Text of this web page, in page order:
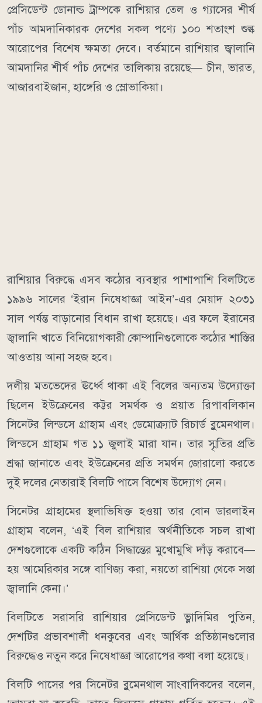
প্রেসিডেন্ট ডোনাল্ড ট্রাম্পকে রাশিয়ার তেল ও গ্যাসের শীর্ষ
পাঁচ আমদানিকারক দেশের সকল পণ্যে ১০০ শতাংশ শুল্ক
আরোপের বিশেষ ক্ষমতা দেবে। বর্তমানে রাশিয়ার জ্বালানি
আমদানির শীর্ষ পাঁচ দেশের তালিকায় রয়েছে— চীন, ভারত,
আজারবাইজান, হাঙ্গেরি ও স্লোভাকিয়া।
রাশিয়ার বিরুদ্ধে এসব কঠোর ব্যবস্থার পাশাপাশি বিলটিতে
১৯৯৬ সালের ‘ইরান নিষেধাজ্ঞা আইন’-এর মেয়াদ ২০৩১
সাল পর্যন্ত বাড়ানোর বিধান রাখা হয়েছে। এর ফলে ইরানের
জ্বালানি খাতে বিনিয়োগকারী কোম্পানিগুলোকে কঠোর শাস্তির
আওতায় আনা সহজ হবে।
দলীয় মতভেদের ঊর্ধ্বে থাকা এই বিলের অন্যতম উদ্যোক্তা
ছিলেন ইউক্রেনের কট্টর সমর্থক ও প্রয়াত রিপাবলিকান
সিনেটর লিন্ডসে গ্রাহাম এবং ডেমোক্র্যাট রিচার্ড ব্লুমেনথাল।
লিন্ডসে গ্রাহাম গত ১১ জুলাই মারা যান। তার স্মৃতির প্রতি
শ্রদ্ধা জানাতে এবং ইউক্রেনের প্রতি সমর্থন জোরালো করতে
দুই দলের নেতারাই বিলটি পাসে বিশেষ উদ্যোগ নেন।
সিনেটর গ্রাহামের স্থলাভিষিক্ত হওয়া তার বোন ডারলাইন
গ্রাহাম বলেন, ‘এই বিল রাশিয়ার অর্থনীতিকে সচল রাখা
দেশগুলোকে একটি কঠিন সিদ্ধান্তের মুখোমুখি দাঁড় করাবে—
হয় আমেরিকার সঙ্গে বাণিজ্য করা, নয়তো রাশিয়া থেকে সস্তা
জ্বালানি কেনা।’
বিলটিতে সরাসরি রাশিয়ার প্রেসিডেন্ট ভ্লাদিমির পুতিন,
দেশটির প্রভাবশালী ধনকুবের এবং আর্থিক প্রতিষ্ঠানগুলোর
বিরুদ্ধেও নতুন করে নিষেধাজ্ঞা আরোপের কথা বলা হয়েছে।
বিলটি পাসের পর সিনেটর ব্লুমেনথাল সাংবাদিকদের বলেন,